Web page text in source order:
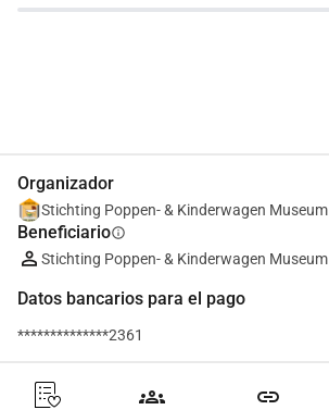
Organizador
Stichting Poppen- & Kinderwagen Museum
Beneficiarioinfo
Stichting Poppen- & Kinderwagen Museum
Datos bancarios para el pago
**************2361
groups link